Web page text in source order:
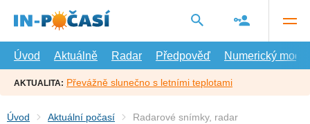
hlavní
Úvod
Aktuálně Radar Předpověď Numerický model
AKTUALITA: Převážně slunečno s letními teplotami
Úvod Aktuální počasí Radarové snímky, radar